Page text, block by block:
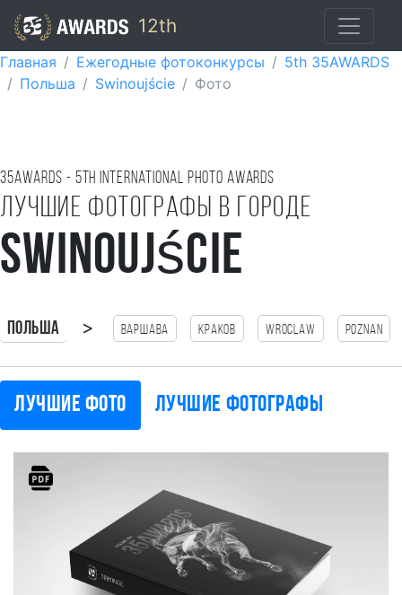
12th
Главная Ежегодные фотоконкурсы
5th 35AWARDS
Польша
Swinoujście Фото
35AWARDS - 5TH international photo awards
Лучшие фотографы в городе
Swinoujście
Польша > Варшава Краков Wroclaw Poznan
Лучшие фото Лучшие фотографы